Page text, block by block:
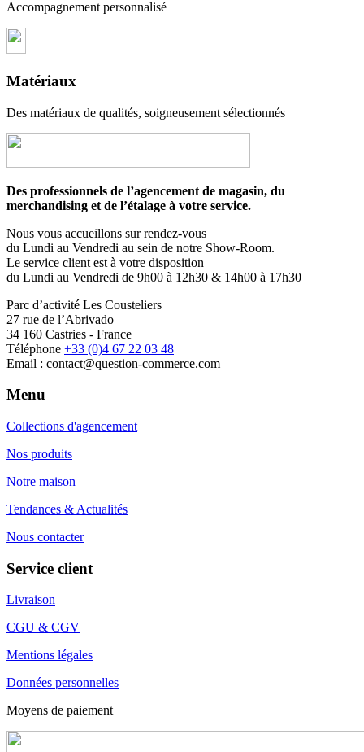
Accompagnement personnalisé
Matériaux
Des matériaux de qualités, soigneusement sélectionnés
Des professionnels de l’agencement de magasin, du
merchandising et de l’étalage à votre service.
Nous vous accueillons sur rendez-vous
du Lundi au Vendredi au sein de notre Show-Room.
Le service client est à votre disposition
du Lundi au Vendredi de 9h00 à 12h30 & 14h00 à 17h30
Parc d’activité Les Cousteliers
27 rue de l’Abrivado
34 160 Castries - France
Téléphone +33 (0)4 67 22 03 48
Email : contact@question-commerce.com
Menu
Collections d'agencement
Nos produits
Notre maison
Tendances & Actualités
Nous contacter
Service client
Livraison
CGU & CGV
Mentions légales
Données personnelles
Moyens de paiement